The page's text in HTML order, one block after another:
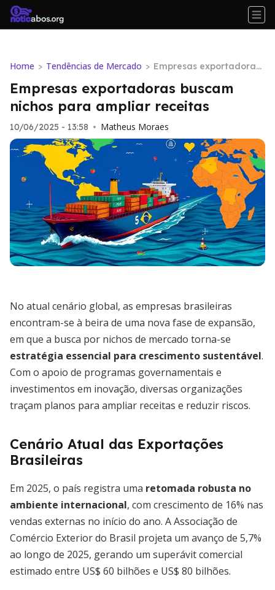
Home > Tendências de Mercado > Empresas exportadoras
buscam nichos para am
pliar receitas
Empresas exportadoras buscam
nichos para ampliar receitas
10/06/2025 - 13:58 • Matheus Moraes
No atual cenário global, as empresas brasileiras
encontram-se à beira de uma nova fase de expansão,
em que a busca por nichos de mercado torna-se
estratégia essencial para crescimento sustentável.
Com o apoio de programas governamentais e
investimentos em inovação, diversas organizações
traçam planos para ampliar receitas e reduzir riscos.
Cenário Atual das Exportações
Brasileiras
Em 2025, o país registra uma retomada robusta no
ambiente internacional, com crescimento de 16% nas
vendas externas no início do ano. A Associação de
Comércio Exterior do Brasil projeta um avanço de 5,7%
ao longo de 2025, gerando um superávit comercial
estimado entre US$ 60 bilhões e US$ 80 bilhões.